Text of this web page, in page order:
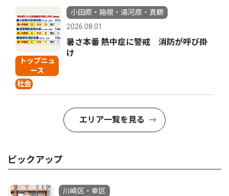
トップニュ
ース
社会
小田原・箱根・湯河原・真鶴
2026.08.01
暑さ本番 熱中症に警戒 消防が呼び掛
け
エリア一覧を見る
ピックアップ
川崎区・幸区